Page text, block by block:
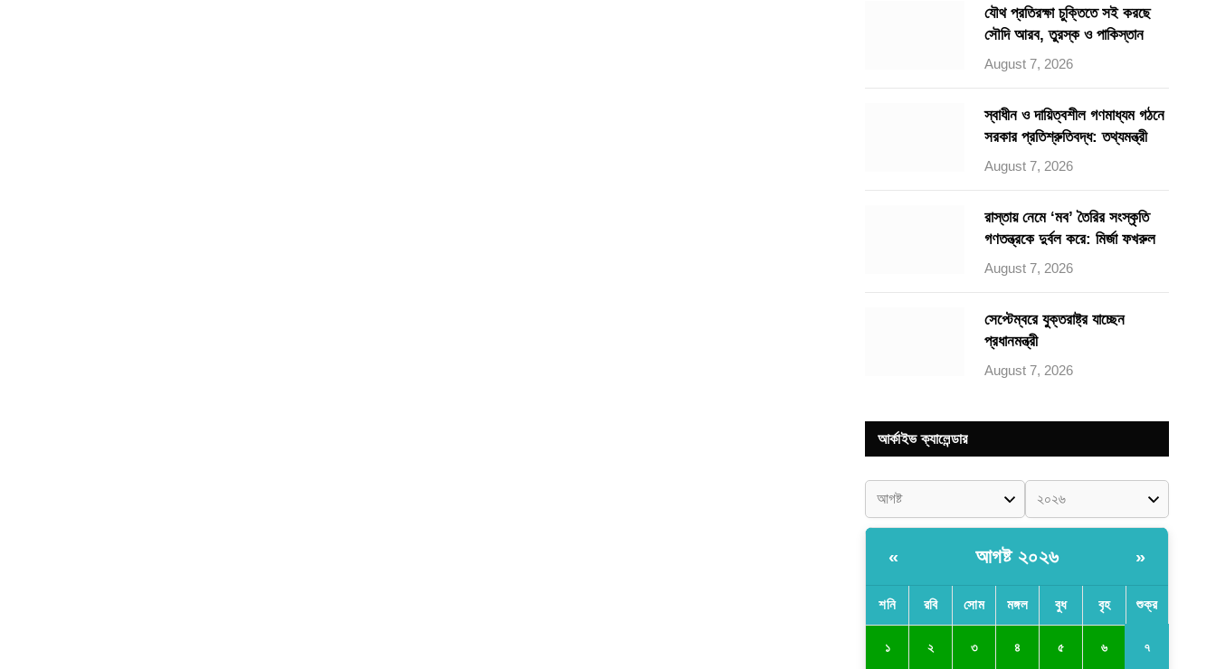
যৌথ প্রতিরক্ষা চুক্তিতে সই করছে
সৌদি আরব, তুরস্ক ও পাকিস্তান
August 7, 2026
স্বাধীন ও দায়িত্বশীল গণমাধ্যম গঠনে
সরকার প্রতিশ্রুতিবদ্ধ: তথ্যমন্ত্রী
August 7, 2026
রাস্তায় নেমে ‘মব’ তৈরির সংস্কৃতি
গণতন্ত্রকে দুর্বল করে: মির্জা ফখরুল
August 7, 2026
সেপ্টেম্বরে যুক্তরাষ্ট্র যাচ্ছেন
প্রধানমন্ত্রী
August 7, 2026
আর্কাইভ ক্যালেন্ডার
« আগষ্ট ২০২৬ »
শনি রবি সোম মঙ্গল বুধ বৃহ শুক্র
১ ২ ৩ ৪ ৫ ৬ ৭